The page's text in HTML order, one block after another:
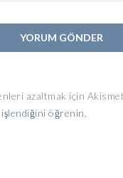
azaltmak için
öğrenin.